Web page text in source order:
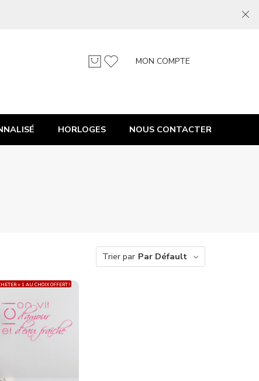
MON COMPTE
HORLOGES NOUS CONTACTER
Trier par Par Défault
= 1 AU CHOIX OFFERT !